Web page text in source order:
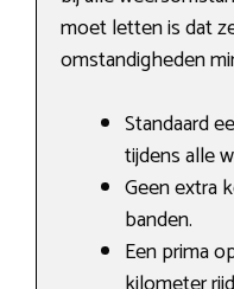
moet letten is dat
omstandigheden
Standaard
tijdens alle
Geen extra
banden.
Een prima